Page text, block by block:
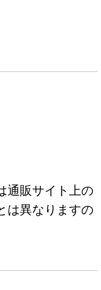
通販サイト上の
は異なりますの